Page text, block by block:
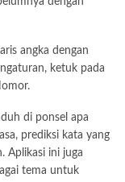
angka dengan
ketuk pada
di ponsel apa
prediksi kata yang
Aplikasi ini juga
tema untuk